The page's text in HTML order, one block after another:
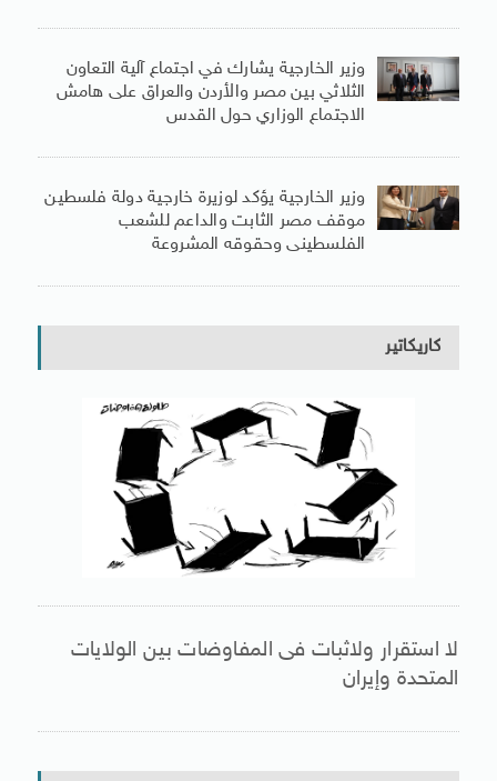
وزير الخارجية يشارك في اجتماع آلية التعاون
الثلاثي بين مصر والأردن والعراق على هامش
الاجتماع الوزاري حول القدس
وزير الخارجية يؤكد لوزيرة خارجية دولة فلسطين
موقف مصر الثابت والداعم للشعب
الفلسطينى وحقوقه المشروعة
كاريكاتير
لا استقرار ولاثبات فى المفاوضات بين الولايات
المتحدة وإيران